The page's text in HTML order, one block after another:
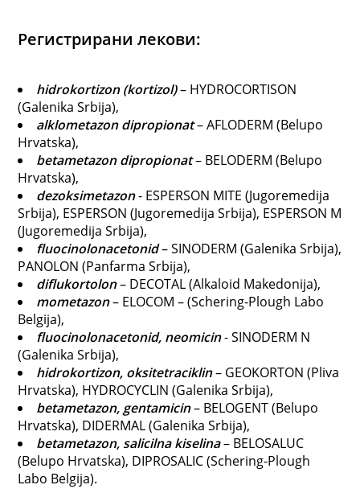
Регистрирани лекови:
hidrokortizon (kortizol)– HYDROCORTISON
(Galenika Srbija),
alklometazon dipropionat– AFLODERM (Belupo
Hrvatska),
betametazon dipropionat– BELODERM (Belupo
Hrvatska),
dezoksimetazon- ESPERSON MITE (Jugoremedija
Srbija), ESPERSON (Jugoremedija Srbija), ESPERSON M
(Jugoremedija Srbija),
fluocinolonacetonid– SINODERM (Galenika Srbija),
PANOLON (Panfarma Srbija),
diflukortolon– DECOTAL (Alkaloid Makedonija),
mometazon– ELOCOM – (Schering-Plough Labo
Belgija),
fluocinolonacetonid, neomicin- SINODERM N
(Galenika Srbija),
hidrokortizon, oksitetraciklin– GEOKORTON (Pliva
Hrvatska), HYDROCYCLIN (Galenika Srbija),
betametazon, gentamicin– BELOGENT (Belupo
Hrvatska), DIDERMAL (Galenika Srbija),
betametazon, salicilna kiselina– BELOSALUC
(Belupo Hrvatska), DIPROSALIC (Schering-Plough
Labo Belgija).